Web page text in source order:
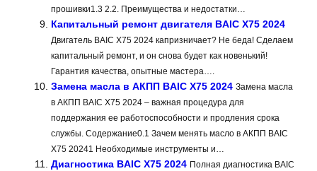
прошивки1.3 2.2. Преимущества и недостатки…
Капитальный ремонт двигателя BAIC X75 2024
Двигатель BAIC X75 2024 капризничает? Не беда! Сделаем
капитальный ремонт, и он снова будет как новенький!
Гарантия качества, опытные мастера….
Замена масла в АКПП BAIC X75 2024 Замена масла
в АКПП BAIC X75 2024 – важная процедура для
поддержания ее работоспособности и продления срока
службы. Содержание0.1 Зачем менять масло в АКПП BAIC
X75 20241 Необходимые инструменты и…
Диагностика BAIC X75 2024 Полная диагностика BAIC